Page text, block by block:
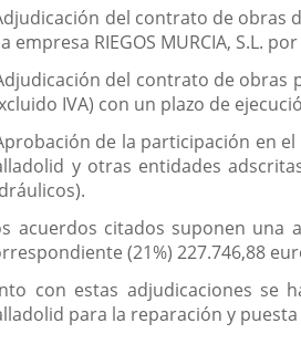
del contrato de obras
empresa RIEGOS MURCIA, S.L.
del contrato de obras
IVA) con un plazo de
de la participación en
y otras entidades
acuerdos citados suponen una
(21%) 227.746,88
con estas adjudicaciones se
para la reparación y